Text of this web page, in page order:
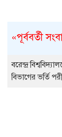
«পূর্ববর্তী
বরেন্দ্র
বিভাগের ভর্তি